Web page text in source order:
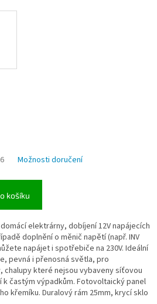
Možnosti doručení
košíku
elektrárny, dobíjení 12V napájecích
doplnění o měnič napětí (např. INV
napájet i spotřebiče na 230V. Ideální
pevná i přenosná světla, pro
chalupy které nejsou vybaveny síťovou
častým výpadkům. Fotovoltaický panel
křemíku. Duralový rám 25mm, krycí sklo